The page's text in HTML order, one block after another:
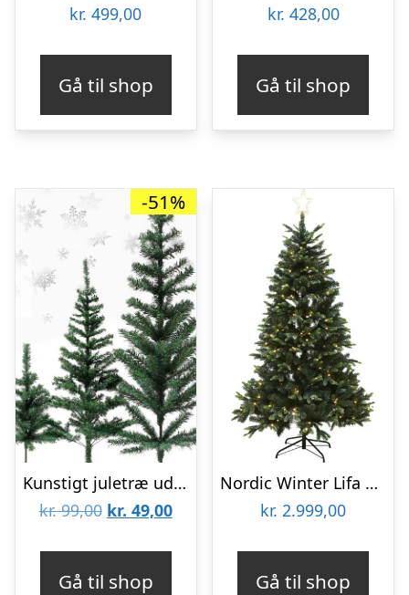
kr. 499,00
Gå til shop
kr. 428,00
Gå til shop
-51%
Kunstigt juletræ uden lys (60, 120 eller 150 cm) – 60 cm.
kr.99,00 Den
kr. 49,00Den
Gå til shop
Nordic Winter Lifa kunstigt juletræ med lys, 210 x 142 cm
kr. 2.999,00
Gå til shop